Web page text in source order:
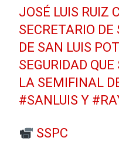
JOSÉ LUIS RUIZ
SECRETARIO DE
DE SAN LUIS
SEGURIDAD
LA SEMIFINAL
#SANLUIS Y
SSPC